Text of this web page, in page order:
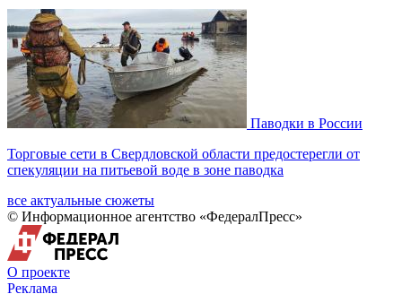
Паводки в России
Торговые сети в Свердловской области предостерегли от
спекуляции на питьевой воде в зоне паводка
все актуальные сюжеты
© Информационное агентство «ФедералПресс»
О проекте
Реклама